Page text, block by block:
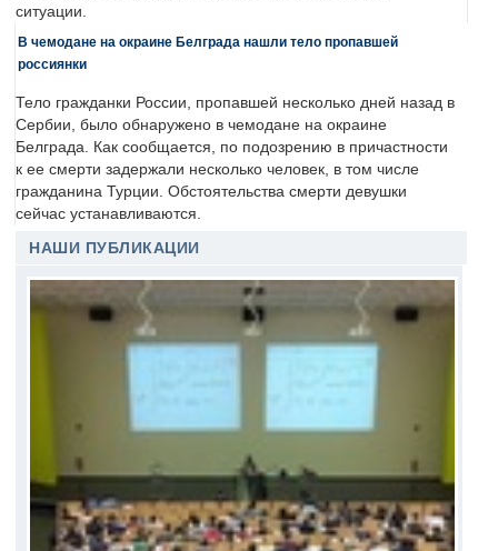
ситуации.
В чемодане на окраине Белграда нашли тело пропавшей
россиянки
Тело гражданки России, пропавшей несколько дней назад в
Сербии, было обнаружено в чемодане на окраине
Белграда. Как сообщается, по подозрению в причастности
к ее смерти задержали несколько человек, в том числе
гражданина Турции. Обстоятельства смерти девушки
сейчас устанавливаются.
НАШИ ПУБЛИКАЦИИ